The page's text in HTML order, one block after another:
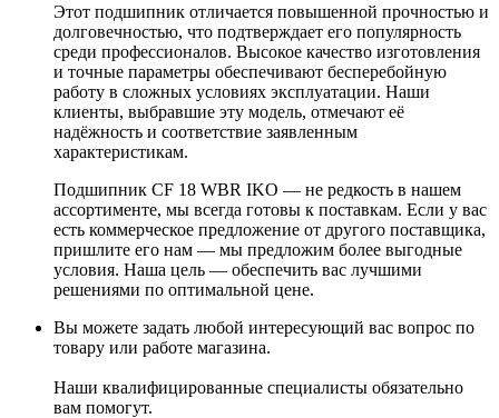
Этот подшипник отличается повышенной прочностью и
долговечностью, что подтверждает его популярность
среди профессионалов. Высокое качество изготовления
и точные параметры обеспечивают бесперебойную
работу в сложных условиях эксплуатации. Наши
клиенты, выбравшие эту модель, отмечают её
надёжность и соответствие заявленным
характеристикам.
Подшипник CF 18 WBR IKO — не редкость в нашем
ассортименте, мы всегда готовы к поставкам. Если у вас
есть коммерческое предложение от другого поставщика,
пришлите его нам — мы предложим более выгодные
условия. Наша цель — обеспечить вас лучшими
решениями по оптимальной цене.
Вы можете задать любой интересующий вас вопрос по
товару или работе магазина.
Наши квалифицированные специалисты обязательно
вам помогут.